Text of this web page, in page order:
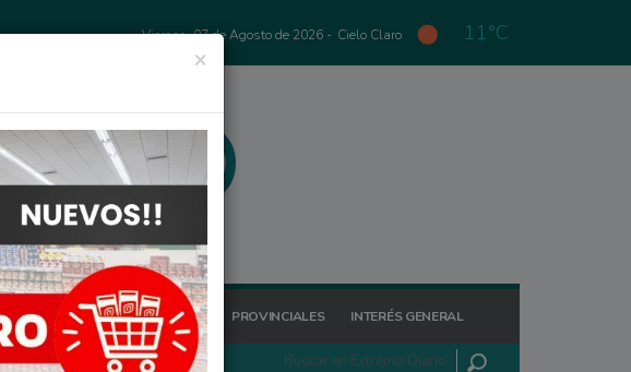
Viernes, 07 de Agosto de 2026 - Cielo Claro 11°C
POLICIALES REGIONALES PROVINCIALES INTERÉS GENERAL
×